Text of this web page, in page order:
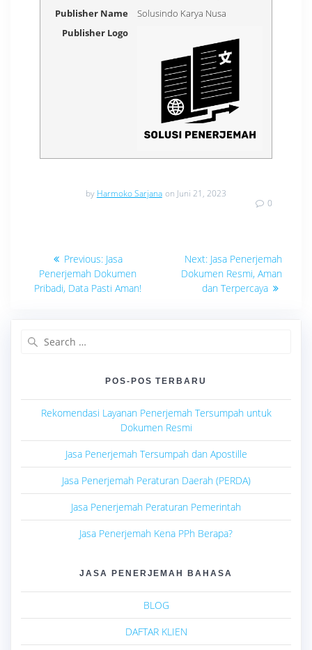
Publisher Name
Solusindo Karya Nusa
Publisher Logo
by Harmoko Sarjana on Juni 21, 2023
0
Navigasi
pos
Previous: Previous
post:
Jasa
Penerjemah Dokumen
Pribadi, Data Pasti Aman!
Next: Next
post:
Jasa Penerjemah
Dokumen Resmi, Aman
dan Terpercaya
POS-POS TERBARU
Rekomendasi Layanan Penerjemah Tersumpah untuk
Dokumen Resmi
Jasa Penerjemah Tersumpah dan Apostille
Jasa Penerjemah Peraturan Daerah (PERDA)
Jasa Penerjemah Peraturan Pemerintah
Jasa Penerjemah Kena PPh Berapa?
JASA PENERJEMAH BAHASA
BLOG
DAFTAR KLIEN